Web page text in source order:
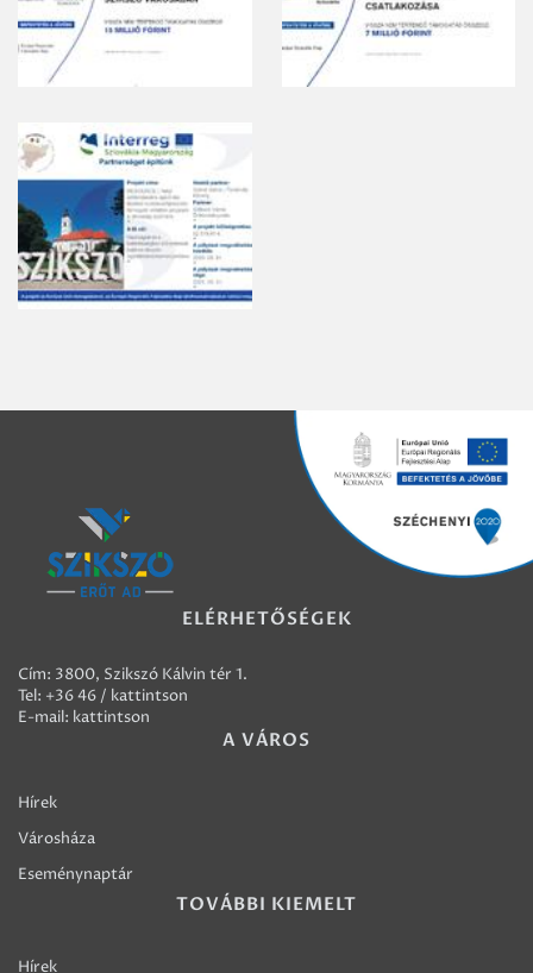
ELÉRHETŐSÉGEK
Cím: 3800, Szikszó Kálvin tér 1.
Tel: +36 46 / kattintson
E-mail: kattintson
A VÁROS
Hírek
Városháza
Eseménynaptár
TOVÁBBI KIEMELT
Hírek